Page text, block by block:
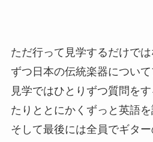
ただ行って見学するだけで
ずつ日本の伝統楽器について
見学ではひとりずつ質問を
たりととにかくずっと英語を
そして最後には全員でギタ